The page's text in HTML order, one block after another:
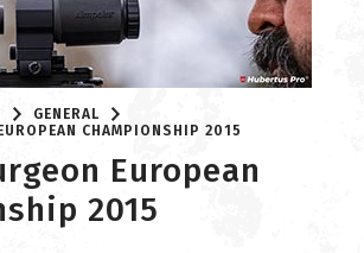
GENERAL
CHAMPIONSHIP 2015
European
2015